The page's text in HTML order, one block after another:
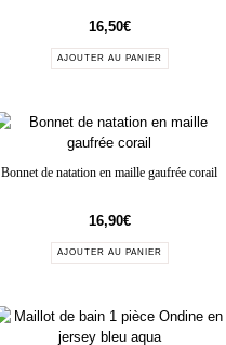
16,50€
AJOUTER AU PANIER
Bonnet de natation en maille gaufrée corail
16,90€
AJOUTER AU PANIER